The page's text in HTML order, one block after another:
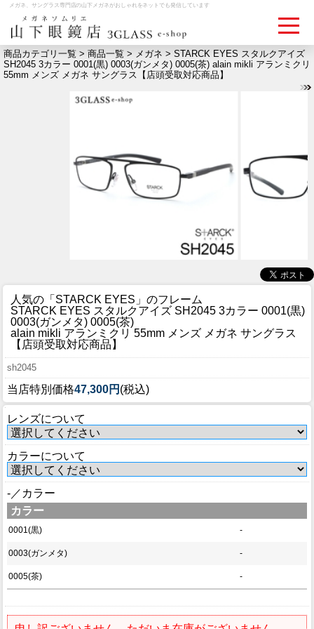
メガネ、サングラス専門店の山下メガネがおしゃれをネットでも発信しています
ログイン お買いものカゴ
メディア情報
MEDIA
ITEM
BLOG
COMPANY
インフォメーション
INFORMATION
商品カテゴリ一覧 > 商品一覧 > メガネ > STARCK EYES スタルクアイズ
SH2045 3カラー 0001(黒) 0003(ガンメタ) 0005(茶) alain mikli アランミクリ
55mm メンズ メガネ サングラス【店頭受取対応商品】
人気の「STARCK EYES」のフレーム
STARCK EYES スタルクアイズ SH2045 3カラー 0001(黒)
0003(ガンメタ) 0005(茶)
alain mikli アランミクリ 55mm メンズ メガネ サングラス
【店頭受取対応商品】
sh2045
当店特別価格47,300円 (税込)
レンズについて
カラーについて
-／カラー
カラー
0001(黒) -
0003(ガンメタ) -
0005(茶) -